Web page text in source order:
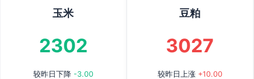
玉米
2302
较昨日下降 -3.00
豆粕
3027
较昨日上涨 +10.00